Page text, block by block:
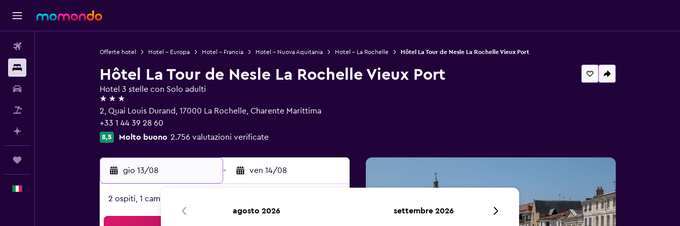
Offerte hotel Hotel - Europa Hotel - Francia Hotel - Nuova Aquitania Hotel - La Rochelle Hôtel La Tour de Nesle La Rochelle Vieux Port
Hôtel La Tour de Nesle La Rochelle Vieux Port
Hotel 3 stelle con Solo adulti
3 stelle
2, Quai Louis Durand, 17000 La Rochelle, Charente Marittima
+33 1 44 39 28 60
8,5 Molto buono 2.756 valutazioni verificate
gio 13/08 - ven 14/08
2 ospiti, 1 camera
agosto 2026 settembre 2026